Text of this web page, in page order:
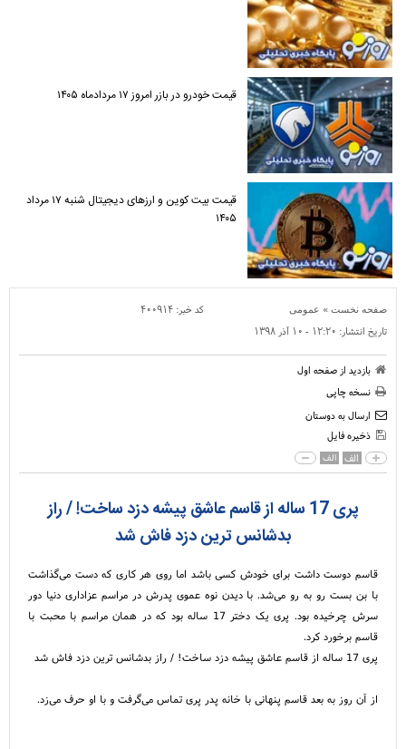
قیمت خودرو در بازر امروز ۱۷ مردادماه ۱۴۰۵
قیمت بیت کوین و ارز‌های دیجیتال شنبه ۱۷ مرداد
۱۴۰۵
صفحه نخست » عمومی کد خبر: ۴۰۰۹۱۴
تاریخ انتشار: ۱۲:۲۰ - ۱۰ آذر ۱۳۹۸
بازدید از صفحه اول
نسخه چاپی
ارسال به دوستان
ذخیره فایل
الف الف
پری 17 ساله از قاسم عاشق پیشه دزد ساخت! / راز
بدشانس ترین دزد فاش شد
قاسم دوست داشت برای خودش کسی باشد اما روی هر کاری که دست می‌گذاشت
با بن بست رو به رو می‌شد. با دیدن نوه عموی پدرش در مراسم عزاداری دنیا دور
سرش چرخیده بود. پری یک دختر 17 ساله بود که در همان مراسم با محبت با
قاسم برخورد کرد.
پری 17 ساله از قاسم عاشق پیشه دزد ساخت! / راز بدشانس ترین دزد فاش شد
از آن روز به بعد قاسم پنهانی با خانه پدر پری تماس می‌گرفت و با او حرف می‌زد.